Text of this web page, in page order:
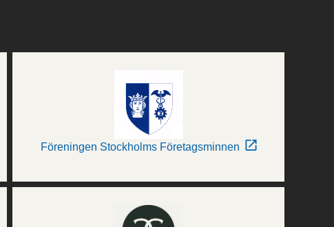
Föreningen Stockholms Företagsminnen